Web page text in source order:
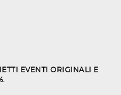
EVENTI ORIGINALI E